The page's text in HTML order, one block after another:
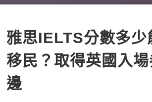
英文課程總表
英文會話
商用英文
全國分校
免費資源
雅思IELTS分數多少
移民？取得英國入
邊